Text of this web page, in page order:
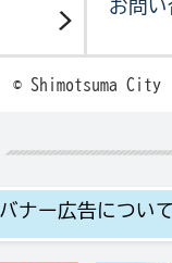
お問い
© Shimotsuma City
バナー広告について